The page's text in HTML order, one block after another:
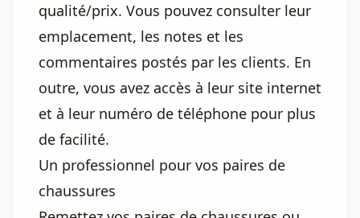
qualité/prix. Vous pouvez consulter leur
emplacement, les notes et les
commentaires postés par les clients. En
outre, vous avez accès à leur site internet
et à leur numéro de téléphone pour plus
de facilité.
Un professionnel pour vos paires de
chaussures